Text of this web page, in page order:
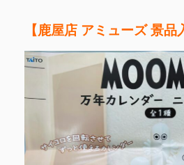
【鹿屋店 アミューズ 景品